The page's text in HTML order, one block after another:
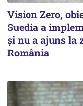
Vision Zero,
Suedia a
şi nu a ajuns la
România